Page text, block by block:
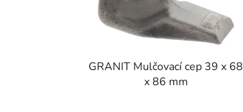
GRANIT Mulčovací cep 39 x 68
x 86 mm